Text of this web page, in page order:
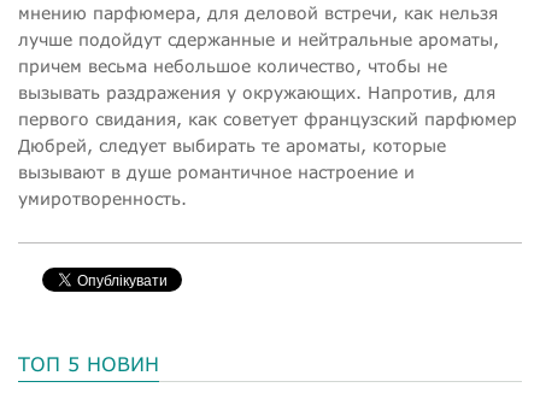
мнению парфюмера, для деловой встречи, как нельзя
лучше подойдут сдержанные и нейтральные ароматы,
причем весьма небольшое количество, чтобы не
вызывать раздражения у окружающих. Напротив, для
первого свидания, как советует французский парфюмер
Дюбрей, следует выбирать те ароматы, которые
вызывают в душе романтичное настроение и
умиротворенность.
ТОП 5 НОВИН